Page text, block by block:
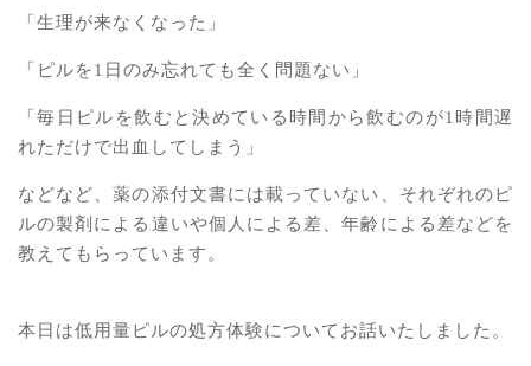
「生理が来なくなった」
「ピルを1日のみ忘れても全く問題ない」
「毎日ピルを飲むと決めている時間から飲むのが1時間遅
れただけで出血してしまう」
などなど、薬の添付文書には載っていない、それぞれのピ
ルの製剤による違いや個人による差、年齢による差などを
教えてもらっています。
本日は低用量ピルの処方体験についてお話いたしました。